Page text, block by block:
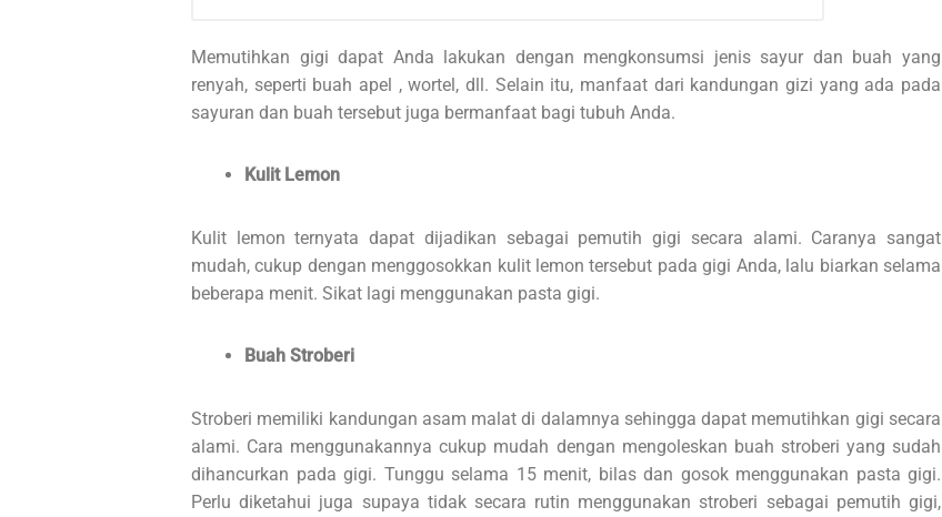
Memutihkan gigi dapat Anda lakukan dengan mengkonsumsi jenis sayur dan buah yang
renyah, seperti buah apel , wortel, dll. Selain itu, manfaat dari kandungan gizi yang ada pada
sayuran dan buah tersebut juga bermanfaat bagi tubuh Anda.
Kulit Lemon
Kulit lemon ternyata dapat dijadikan sebagai pemutih gigi secara alami. Caranya sangat
mudah, cukup dengan menggosokkan kulit lemon tersebut pada gigi Anda, lalu biarkan selama
beberapa menit. Sikat lagi menggunakan pasta gigi.
Buah Stroberi
Stroberi memiliki kandungan asam malat di dalamnya sehingga dapat memutihkan gigi secara
alami. Cara menggunakannya cukup mudah dengan mengoleskan buah stroberi yang sudah
dihancurkan pada gigi. Tunggu selama 15 menit, bilas dan gosok menggunakan pasta gigi.
Perlu diketahui juga supaya tidak secara rutin menggunakan stroberi sebagai pemutih gigi,